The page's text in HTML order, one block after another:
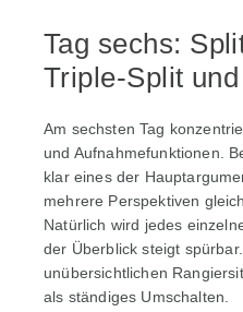
Tag sechs:
Triple-Split
Am sechsten Tag
und Aufnahmefunktionen.
klar eines der
mehrere Perspektiven
Natürlich wird jedes
der Überblick steigt
unübersichtlichen
als ständiges Umschalten.